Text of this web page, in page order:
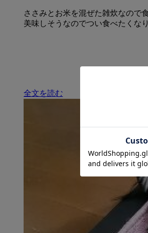
ささみとお米を混ぜた雑炊なので
美味しそうなのでつい食べたくな
全文を読む